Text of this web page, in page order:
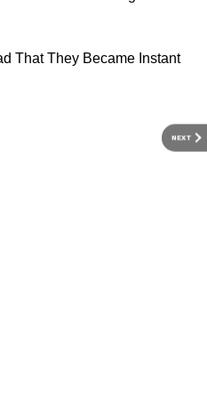
NEXT
असून त्यांना मीडिया क्षेत्राचा 8
पत्रकाराच्या रुपात काम
लाइफस्टाइल, राजकीय आणि जनरल
1 वर्षांहून अधिक काळ एशियानेट
आहेत. आपल्या वाचकांना सोप्या
त्यांचा नेहमीच प्रयत्न असतो.